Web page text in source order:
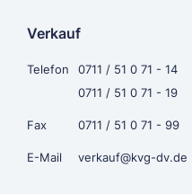
Verkauf
Telefon
0711 / 51 0 71 - 14
0711 / 51 0 71 - 19
Fax 0711 / 51 0 71 - 99
E-Mail verkauf@kvg-dv.de